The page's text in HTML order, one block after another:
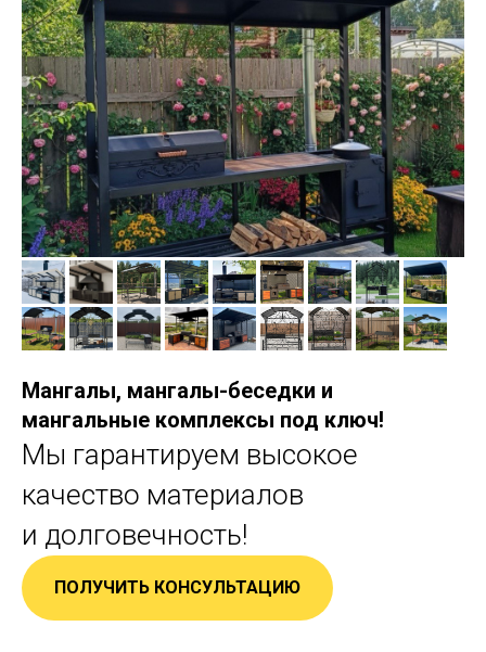
Мангалы, мангалы-беседки и
мангальные комплексы под ключ!
Мы гарантируем высокое
качество материалов
и долговечность!
ПОЛУЧИТЬ КОНСУЛЬТАЦИЮ